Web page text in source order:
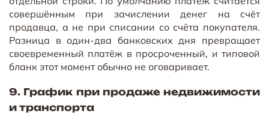
совершённым при зачислении денег на счёт
продавца, а не при списании со счёта покупателя.
Разница в один-два банковских дня превращает
своевременный платёж в просроченный, и типовой
бланк этот момент обычно не оговаривает.
9. График при продаже недвижимости
и транспорта